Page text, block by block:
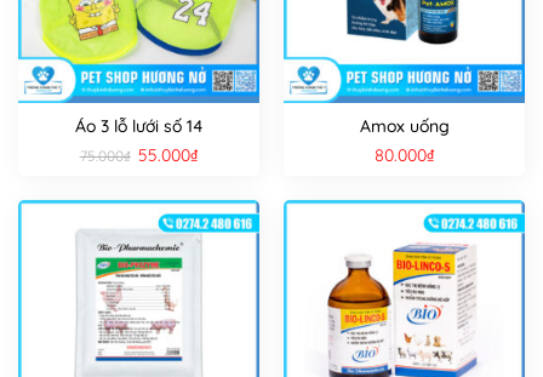
Áo 3 lỗ lưới số 14
75.000₫ Giá
gốc
75.000₫.
55.000₫Giá
hiện
là:
55.000₫.
Amox uống
80.000₫